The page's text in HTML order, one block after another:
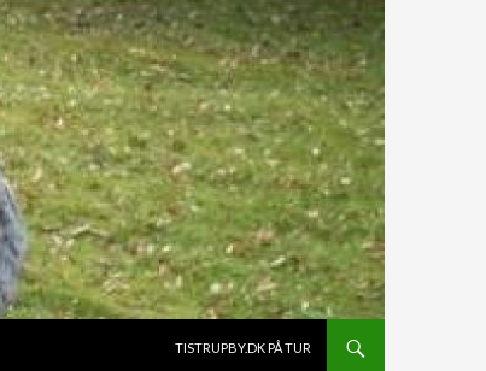
TISTRUPBY.DK PÅ TUR